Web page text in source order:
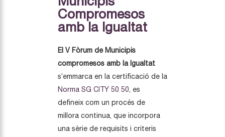
Compromesos
amb la Igualtat
El V Fòrum de Municipis
compromesos amb la Igualtat
s’emmarca en la certificació de la
Norma SG CITY 50 50, es
defineix com un procés de
millora continua, que incorpora
una sèrie de requisits i criteris